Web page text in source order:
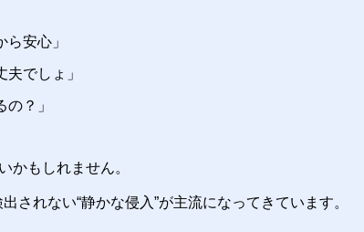
安心」
でしょ」
？」
かもしれません。
されない“静かな侵入”が主流になってきています。